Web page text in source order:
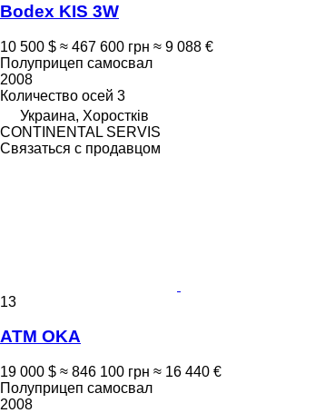
Bodex KIS 3W
10 500 $ ≈ 467 600 грн ≈ 9 088 €
Полуприцеп самосвал
2008
Количество осей 3
Украина, Хоростків
CONTINENTAL SERVIS
Связаться с продавцом
13
ATM OKA
19 000 $ ≈ 846 100 грн ≈ 16 440 €
Полуприцеп самосвал
2008